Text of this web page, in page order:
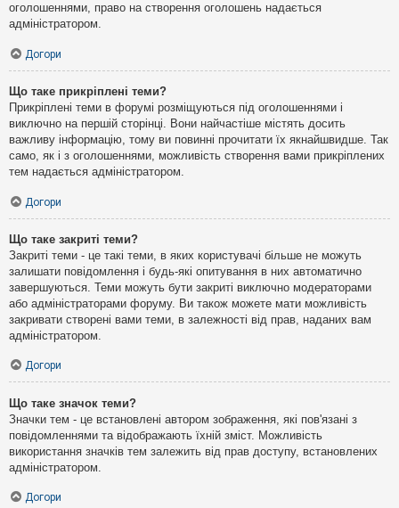
оголошеннями, право на створення оголошень надається
адміністратором.
Догори
Що таке прикріплені теми?
Прикріплені теми в форумі розміщуються під оголошеннями і
виключно на першій сторінці. Вони найчастіше містять досить
важливу інформацію, тому ви повинні прочитати їх якнайшвидше. Так
само, як і з оголошеннями, можливість створення вами прикріплених
тем надається адміністратором.
Догори
Що таке закриті теми?
Закриті теми - це такі теми, в яких користувачі більше не можуть
залишати повідомлення і будь-які опитування в них автоматично
завершуються. Теми можуть бути закриті виключно модераторами
або адміністраторами форуму. Ви також можете мати можливість
закривати створені вами теми, в залежності від прав, наданих вам
адміністратором.
Догори
Що таке значок теми?
Значки тем - це встановлені автором зображення, які пов'язані з
повідомленнями та відображають їхній зміст. Можливість
використання значків тем залежить від прав доступу, встановлених
адміністратором.
Догори